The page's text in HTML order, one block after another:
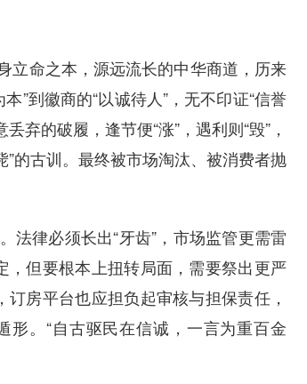
立命之本，源远流长的中华商道，历来
”到徽商的“以诚待人”，无不印证“信誉
弃的破履，逢节便“涨”，遇利则“毁”，
的古训。最终被市场淘汰、被消费者抛
法律必须长出“牙齿”，市场监管更需雷
但要根本上扭转局面，需要祭出更严
房平台也应担负起审核与担保责任，
形。“自古驱民在信诚，一言为重百金